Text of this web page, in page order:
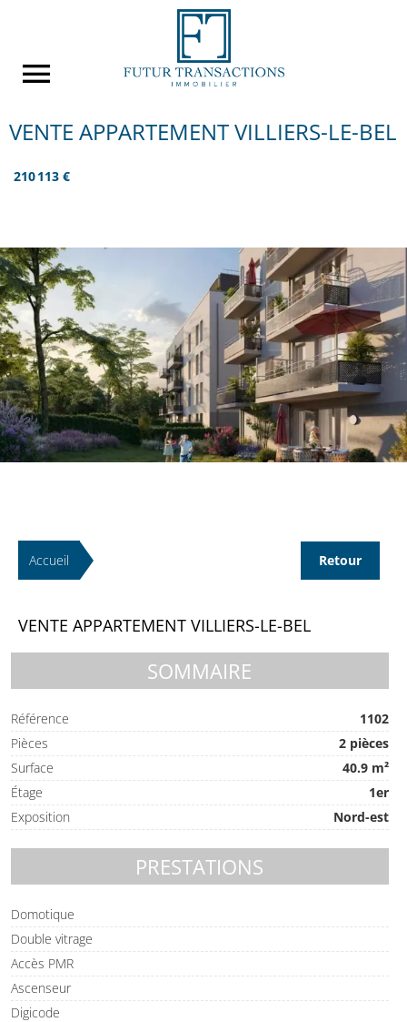
VENTE APPARTEMENT VILLIERS-LE-BEL
210 113 €
Accueil Retour
VENTE APPARTEMENT VILLIERS-LE-BEL
SOMMAIRE
Référence
1102
Pièces
2 pièces
Surface
40.9 m²
Étage
1er
Exposition
Nord-est
PRESTATIONS
Domotique
Double vitrage
Accès PMR
Ascenseur
Digicode